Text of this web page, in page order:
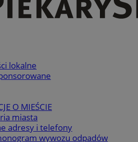
lokalne
O MIEŚCIE
miasta
adresy i telefony
wywozu odpadów